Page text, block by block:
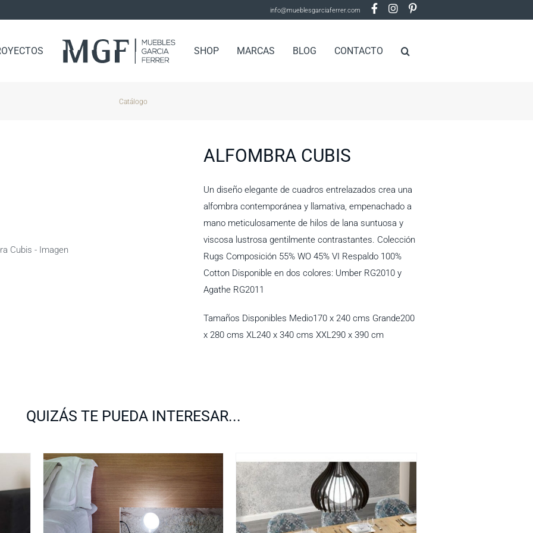
info@mueblesgarciaferrer.com
SHOP MARCAS BLOG CONTACTO
Catálogo
ALFOMBRA CUBIS
Un diseño elegante de cuadros entrelazados crea una
alfombra contemporánea y llamativa, empenachado a
mano meticulosamente de hilos de lana suntuosa y
viscosa lustrosa gentilmente contrastantes. Colección
Rugs Composición 55% WO 45% VI Respaldo 100%
Cotton Disponible en dos colores: Umber RG2010 y
Agathe RG2011
Tamaños Disponibles Medio170 x 240 cms Grande200
x 280 cms XL240 x 340 cms XXL290 x 390 cm
QUIZÁS TE PUEDA INTERESAR...